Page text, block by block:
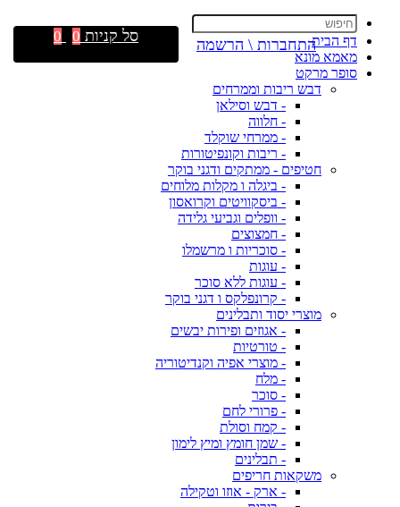
דף הבית
מאמא מונא
סופר מרקט
דבש ריבות וממרחים
- דבש וסילאן
- חלווה
- ממרחי שוקלד
- ריבות וקונפיטורות
חטיפים - ממתקים ודגני בוקר
- ביגלה ו מקלות מלוחים
- ביסקוויטים וקרואסון
- וופלים וגביעי גלידה
- חמצוצים
- סוכריות ו מרשמלו
- עוגות
- עוגות ללא סוכר
- קרונפלקס ו דגני בוקר
מוצרי יסוד ותבלינים
- אגוזים ופירות יבשים
- טורטיות
- מוצרי אפיה וקנדיטוריה
- מלח
- סוכר
- פרורי לחם
- קמח וסולת
- שמן חומץ ומיץ לימון
- תבלינים
משקאות חריפים
- ארק - אוזו וטקילה
התחברות \ הרשמה סל קניות 0
0